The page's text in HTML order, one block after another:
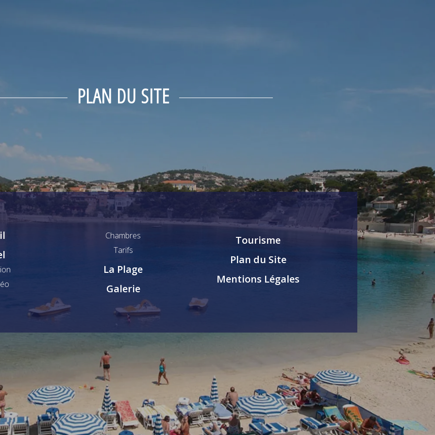
PLAN DU SITE
Chambres
Tarifs
La Plage
Galerie
Tourisme
Plan du Site
Mentions Légales